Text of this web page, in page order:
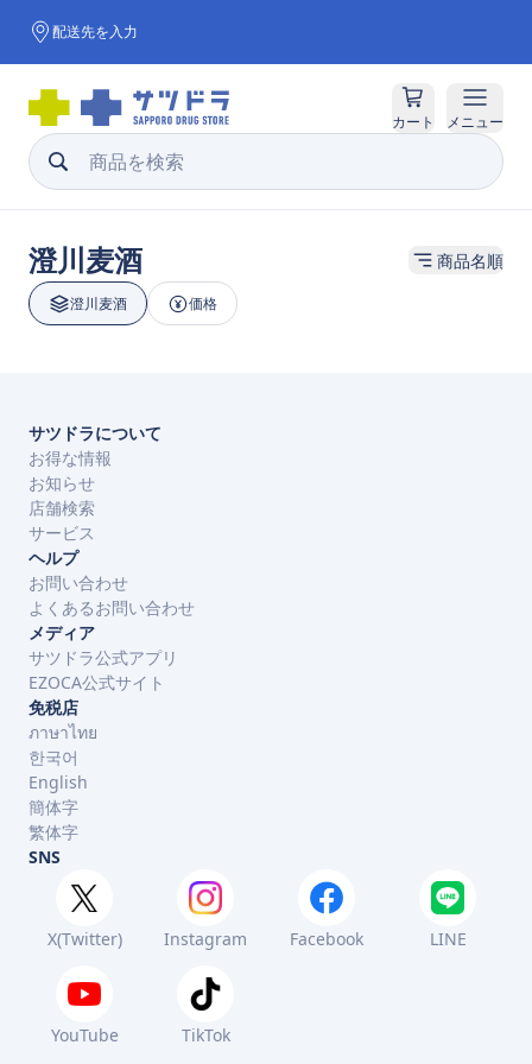
配送先を入力
カート メニュー
澄川麦酒 商品名順
澄川麦酒 価格
サツドラについて
お得な情報
お知らせ
店舗検索
サービス
ヘルプ
お問い合わせ
よくあるお問い合わせ
メディア
サツドラ公式アプリ
EZOCA公式サイト
免税店
ภาษาไทย
한국어
English
簡体字
繁体字
SNS
X(Twitter) Instagram Facebook LINE
YouTube TikTok